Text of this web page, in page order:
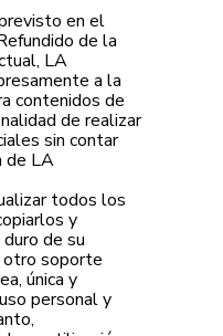
en el
de la
LA
a la
contenidos de
de realizar
sin contar
de LA
todos los
y
de su
otro soporte
única y
personal y